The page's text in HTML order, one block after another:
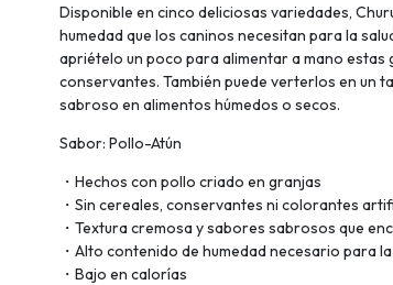
Disponible en cinco deliciosas variedades,
humedad que los caninos necesitan para la
apriételo un poco para alimentar a mano estas
conservantes. También puede verterlos en un
sabroso en alimentos húmedos o secos.
Sabor: Pollo-Atún
・Hechos con pollo criado en granjas
・Sin cereales, conservantes ni colorantes
・Textura cremosa y sabores sabrosos que
・Alto contenido de humedad necesario para
・Bajo en calorías